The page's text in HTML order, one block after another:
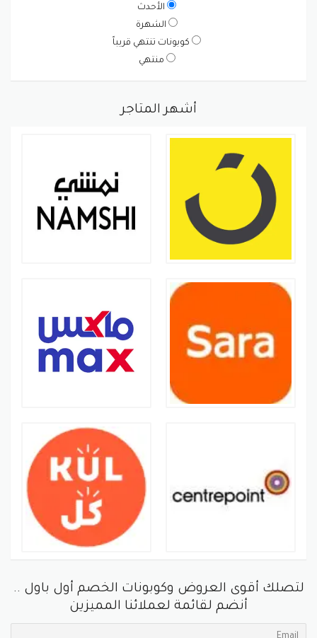
الأحدث
الشهرة
كوبونات تنتهي قريباً
منتهي
أشهر المتاجر
لتصلك أقوى العروض وكوبونات الخصم أول باول ..
أنضم لقائمة لعملائنا المميزين